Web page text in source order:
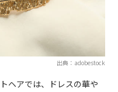
出典：adobestock
ヘアでは、ドレスの華や